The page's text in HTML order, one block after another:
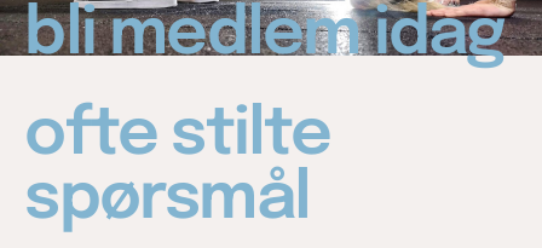
bli medlem idag
ofte stilte
spørsmål